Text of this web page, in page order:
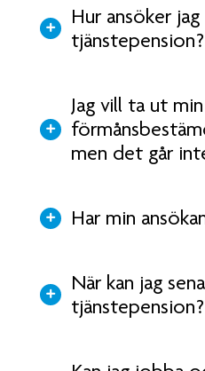
Hur ansöker
tjänstepension?
Jag vill ta ut min
men det går
Har min
När kan jag
tjänstepension?